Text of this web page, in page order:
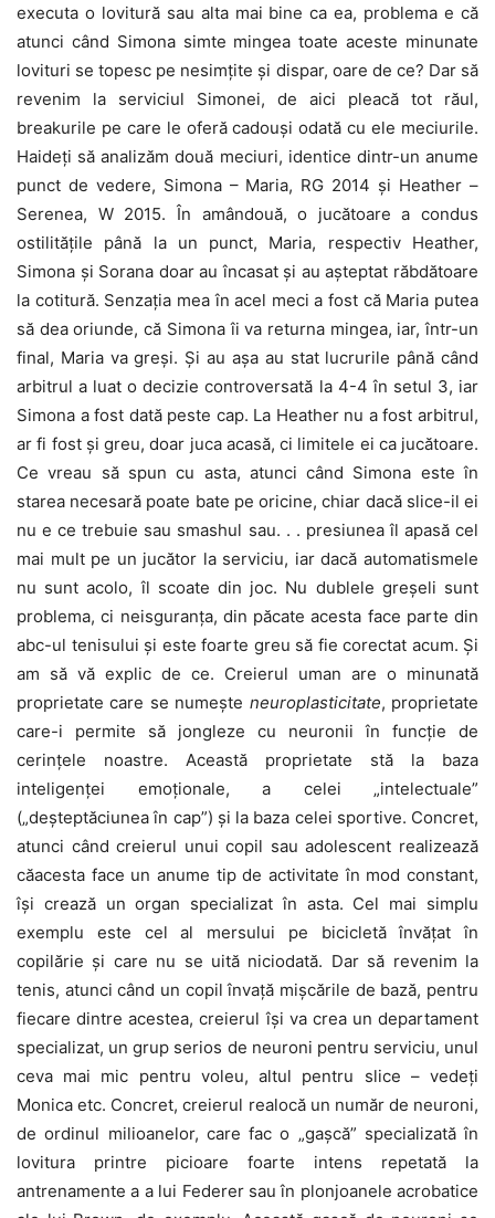
executa o lovitură sau alta mai bine ca ea, problema e că
atunci când Simona simte mingea toate aceste minunate
lovituri se topesc pe nesimțite și dispar, oare de ce? Dar să
revenim la serviciul Simonei, de aici pleacă tot răul,
breakurile pe care le oferă cadouși odată cu ele meciurile.
Haideți să analizăm două meciuri, identice dintr-un anume
punct de vedere, Simona – Maria, RG 2014 și Heather –
Serenea, W 2015. În amândouă, o jucătoare a condus
ostilitățile până la un punct, Maria, respectiv Heather,
Simona și Sorana doar au încasat și au așteptat răbdătoare
la cotitură. Senzația mea în acel meci a fost că Maria putea
să dea oriunde, că Simona îi va returna mingea, iar, într-un
final, Maria va greși. Și au așa au stat lucrurile până când
arbitrul a luat o decizie controversată la 4-4 în setul 3, iar
Simona a fost dată peste cap. La Heather nu a fost arbitrul,
ar fi fost și greu, doar juca acasă, ci limitele ei ca jucătoare.
Ce vreau să spun cu asta, atunci când Simona este în
starea necesară poate bate pe oricine, chiar dacă slice-il ei
nu e ce trebuie sau smashul sau. . . presiunea îl apasă cel
mai mult pe un jucător la serviciu, iar dacă automatismele
nu sunt acolo, îl scoate din joc. Nu dublele greșeli sunt
problema, ci neisguranța, din păcate acesta face parte din
abc-ul tenisului și este foarte greu să fie corectat acum. Și
am să vă explic de ce. Creierul uman are o minunată
proprietate care se numește neuroplasticitate, proprietate
care-i permite să jongleze cu neuronii în funcție de
cerințele noastre. Această proprietate stă la baza
inteligenței emoționale, a celei „intelectuale”
(„deșteptăciunea în cap”) și la baza celei sportive. Concret,
atunci când creierul unui copil sau adolescent realizează
căacesta face un anume tip de activitate în mod constant,
își crează un organ specializat în asta. Cel mai simplu
exemplu este cel al mersului pe bicicletă învățat în
copilărie și care nu se uită niciodată. Dar să revenim la
tenis, atunci când un copil învață mișcările de bază, pentru
fiecare dintre acestea, creierul își va crea un departament
specializat, un grup serios de neuroni pentru serviciu, unul
ceva mai mic pentru voleu, altul pentru slice – vedeți
Monica etc. Concret, creierul realocă un număr de neuroni,
de ordinul milioanelor, care fac o „gașcă” specializată în
lovitura printre picioare foarte intens repetată la
antrenamente a a lui Federer sau în plonjoanele acrobatice